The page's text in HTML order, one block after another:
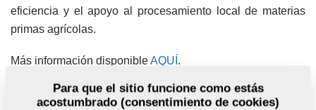
eficiencia y el apoyo al procesamiento local de materias
primas agrícolas.
Más información disponibleAQUÍ.
¿Tiene alguna pregunta?Contáctenos.
Para que el sitio funcione como estás
acostumbrado (consentimiento de cookies)